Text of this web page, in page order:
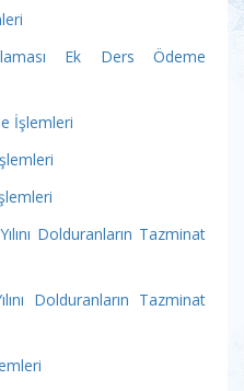
Ek Ders Ödeme
İşlemleri
Dolduranların Tazminat
Dolduranların Tazminat